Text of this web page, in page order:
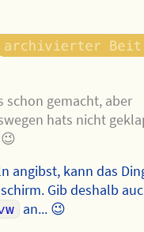
schon gemacht, aber
hats nicht
angibst, kann das
Gib deshalb
an... 😉